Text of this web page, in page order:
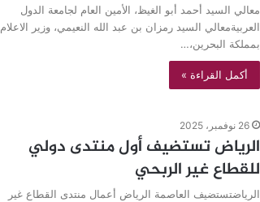
معالي السيد أحمد أبو الغيظ، الأمين العام لجامعة الدول
العربيةمعالي السيد رمزان بن عبد الله النعيمي، وزير الاعلام
بمملكة البحرين،…
أكمل القراءة »
26 نوفمبر، 2025
الرياض تستضيف أول منتدى دولي
للقطاع غير الربحي
الرياضتستضيف العاصمة الرياض أعمال منتدى القطاع غير